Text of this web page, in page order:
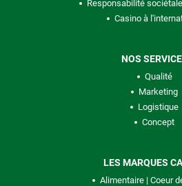
Responsabilité
Casino à
NOS
Qualité
Marketing
Logistique
Concept
LES MARQUES
Alimentaire | Coeur